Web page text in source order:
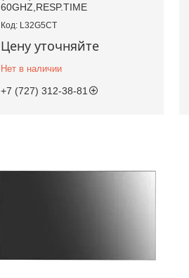
60GHZ,RESP.TIME
L32G5CT
Цену уточняйте
Нет в наличии
+7 (727) 312-38-81